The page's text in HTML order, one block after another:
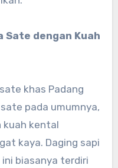
Sate dengan Kuah
khas Padang
pada umumnya,
kuah kental
kaya. Daging sapi
biasanya terdiri